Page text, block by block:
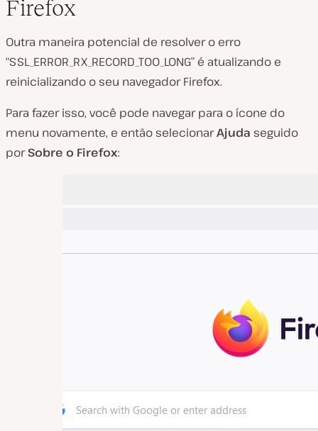
Firefox
Outra maneira potencial de resolver o erro
“SSL_ERROR_RX_RECORD_TOO_LONG” é atualizando e
reinicializando o seu navegador Firefox.
Para fazer isso, você pode navegar para o ícone do
menu novamente, e então selecionarAjuda seguido
porSobre o Firefox: